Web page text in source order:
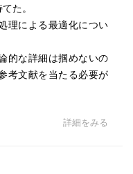
た。
理による最適化につい
的な詳細は掴めないの
考文献を当たる必要が
詳細をみる